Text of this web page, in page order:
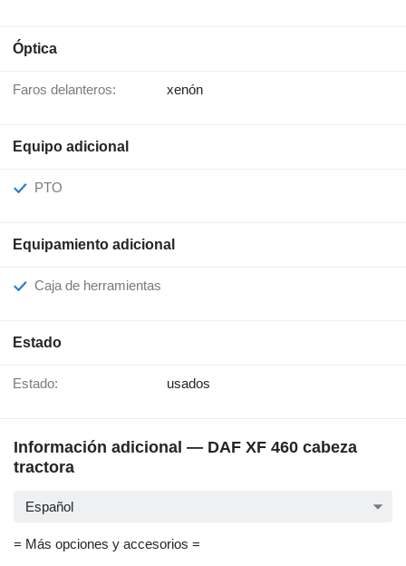
Óptica
Faros delanteros: xenón
Equipo adicional
PTO
Equipamiento adicional
Caja de herramientas
Estado
Estado: usados
Información adicional — DAF XF 460 cabeza
tractora
Español
= Más opciones y accesorios =